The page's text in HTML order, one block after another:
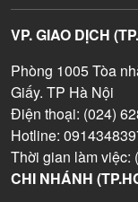
VP. GIAO DỊCH
Phòng 1005 Tòa
Giấy. TP Hà Nội
Điện thoại: (024)
Hotline:
Thời gian làm việc:
CHI NHÁNH